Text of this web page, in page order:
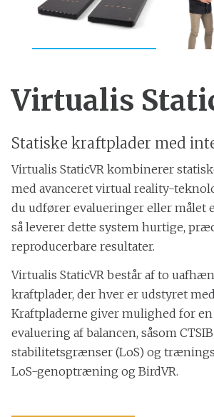
Virtualis
Statiske kraftplader med
Virtualis StaticVR kombinerer
med avanceret virtual reality-
du udfører evalueringer eller målet
så leverer dette system hurtige,
reproducerbare resultater.
Virtualis StaticVR består af to
kraftplader, der hver er udstyret
Kraftpladerne giver mulighed for
evaluering af balancen, såsom
stabilitetsgrænser (LoS) og
LoS-genoptræning og BirdVR.